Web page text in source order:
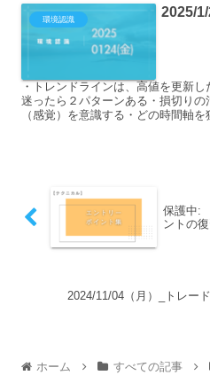
環境認識 2025/
・トレンドラインは、高値を更新
迷ったら２パターンある・損切り
（感覚）を意識する・どの時間軸
保護中:
ントの
2024/11/04（月）_トレー
ホーム すべての記事